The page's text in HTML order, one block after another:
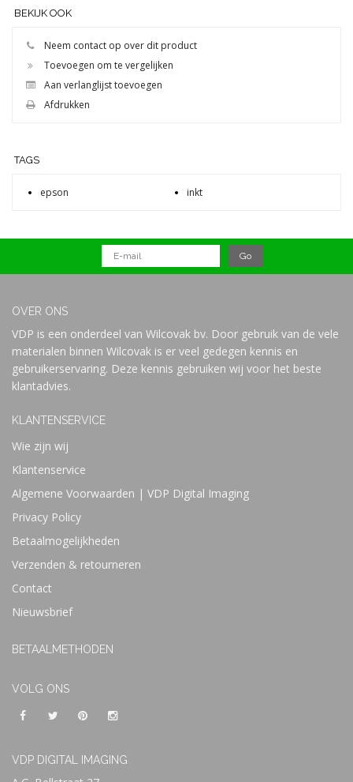
BEKIJK OOK
Neem contact op over dit product
Toevoegen om te vergelijken
Aan verlanglijst toevoegen
Afdrukken
TAGS
epson inkt
OVER ONS
VDP is een onderdeel van Wilcovak bv. Door gebruik van de vele
materialen binnen Wilcovak is er veel gedegen kennis en
gebruikerservaring. Deze kennis gebruiken wij voor het beste
klantadvies.
KLANTENSERVICE
Wie zijn wij
Klantenservice
Algemene Voorwaarden | VDP Digital Imaging
Privacy Policy
Betaalmogelijkheden
Verzenden & retourneren
Contact
Nieuwsbrief
BETAALMETHODEN
VOLG ONS
VDP DIGITAL IMAGING